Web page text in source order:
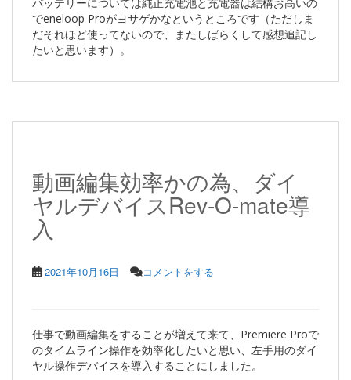
でeneloop Proがヨサゲかなというところです（ただしま
だそれほど使ってないので、またしばらくして感想追記し
たいと思います）。
動画編集効率かの為、ダイ
ヤルデバイスRev-O-mate導
入
2021年10月16日 コメントをする
仕事で動画編集をすることが増えて来て、Premiere Proで
のタイムライン操作を効率化したいと思い、左手用のダイ
ヤル操作デバイスを導入することにしました。